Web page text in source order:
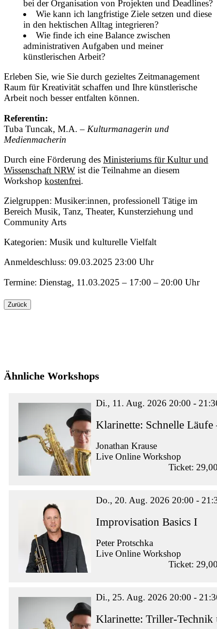
bei der Organisation von Projekten und Deadlines?
Wie kann ich langfristige Ziele setzen und diese
in den hektischen Alltag integrieren?
Wie finde ich eine Balance zwischen
administrativen Aufgaben und meiner
künstlerischen Arbeit?
Erleben Sie, wie Sie durch gezieltes Zeitmanagement
Raum für Kreativität schaffen und Ihre künstlerische
Arbeit noch besser entfalten können.
Referentin:
Tuba Tuncak, M.A. – Kulturmanagerin und
Medienmacherin
Durch eine Förderung des Ministeriums für Kultur und
Wissenschaft NRW ist die Teilnahme an diesem
Workshop kostenfrei.​​
Zielgruppen: Musiker:innen, professionell Tätige im
Bereich Musik, Tanz, Theater, Kunsterziehung und
Community Arts
Kategorien: Musik und kulturelle Vielfalt
Anmeldeschluss: 09.03.2025 23:00 Uhr
Termine: Dienstag, 11.03.2025 – 17:00 – 20:00 Uhr
Zurück
Ähnliche Workshops
Di., 11. Aug. 2026 20:00 -
Klarinette: Schnelle
Jonathan Krause
Live Online Workshop
Ticket:
Do., 20. Aug. 2026 20:00 -
Improvisation Basics I
Peter Protschka
Live Online Workshop
Ticket:
Di., 25. Aug. 2026 20:00 -
Klarinette: Triller-